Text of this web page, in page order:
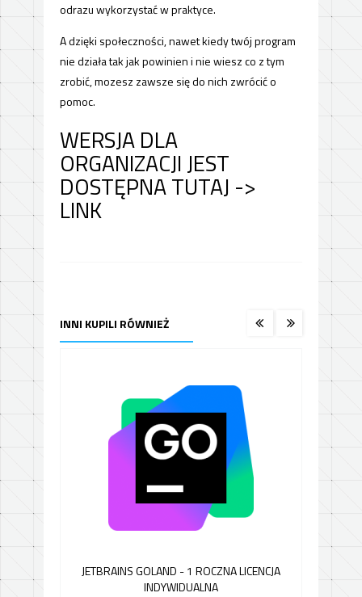
odrazu wykorzystać w praktyce.
A dzięki społeczności, nawet kiedy twój program
nie działa tak jak powinien i nie wiesz co z tym
zrobić, mozesz zawsze się do nich zwrócić o
pomoc.
WERSJA DLA
ORGANIZACJI JEST
DOSTĘPNA TUTAJ ->
LINK
INNI KUPILI RÓWNIEŻ
JETBRAINS GOLAND - 1 ROCZNA LICENCJA
INDYWIDUALNA